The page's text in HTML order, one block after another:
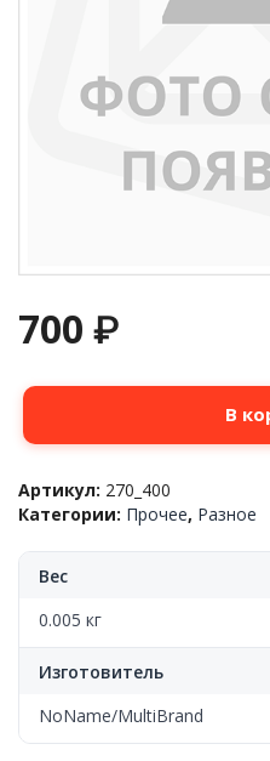
700 ₽
Количество
Электролитический
270
мкф,
105°С
В
Артикул: 270_400
Категории: Прочее, Разное
Вес
0.005 кг
Изготовитель
NoName/MultiBrand